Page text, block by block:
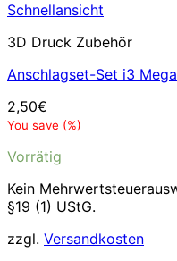
Schnellansicht
3D Druck Zubehör
Anschlagset-Set i3 Mega
2,50€
You save (%)
Vorrätig
Kein
§19 (1) UStG.
zzgl. Versandkosten